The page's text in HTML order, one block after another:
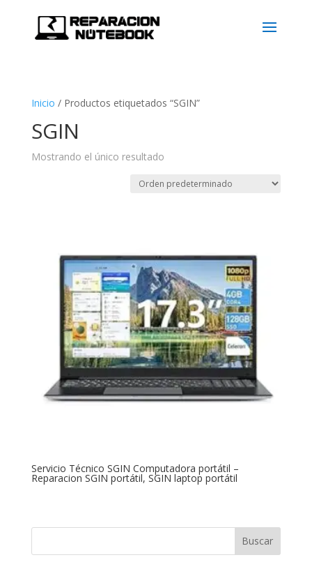
Inicio / Productos etiquetados “SGIN”
SGIN
Mostrando el único resultado
Servicio Técnico SGIN Computadora portátil –
Reparacion SGIN portátil, SGIN laptop portátil
Buscar